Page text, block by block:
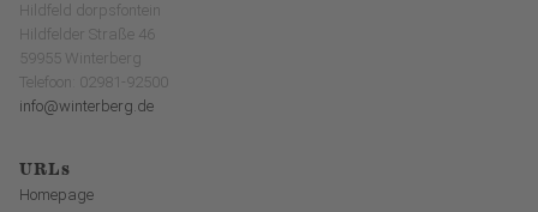
Hildfeld dorpsfontein
Hildfelder Straße 46
59955 Winterberg
Telefoon: 02981-92500
info@winterberg.de
URLs
Homepage